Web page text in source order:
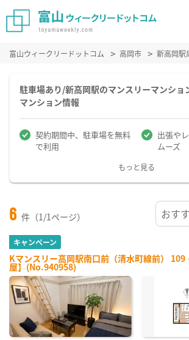
富山ウィークリードットコム 高岡市 新高岡駅
駐車場あり/新高岡駅のマンスリーマンショ
マンション情報
契約期間中、駐車場を無料
で利用
出張や
ムーズ
もっと見る
6 件（1/1ページ）
キャンペーン
Kマンスリー高岡駅南口前（清水町線前） 109
屋】(No.940958)